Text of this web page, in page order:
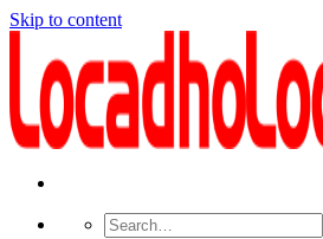
Skip to content